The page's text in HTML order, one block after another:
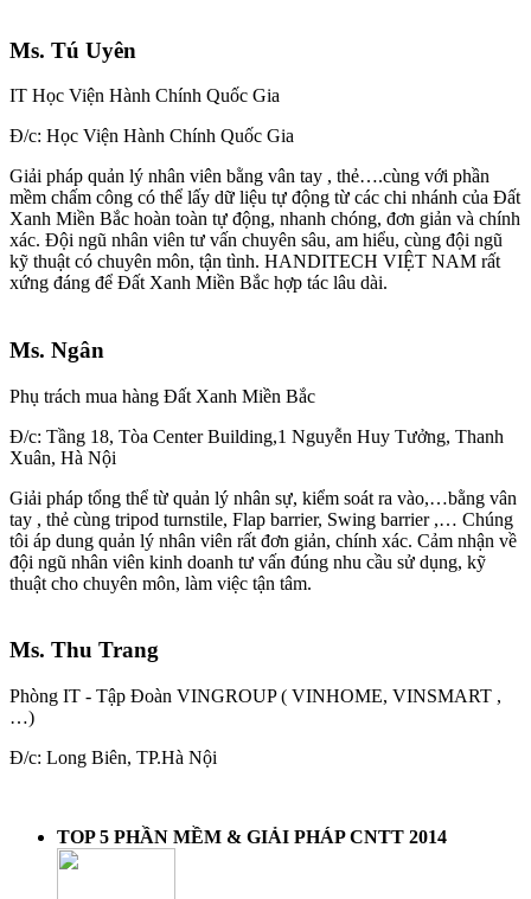
Ms. Tú Uyên
IT Học Viện Hành Chính Quốc Gia
Đ/c: Học Viện Hành Chính Quốc Gia
Giải pháp quản lý nhân viên bằng vân tay , thẻ….cùng với phần
mềm chấm công có thể lấy dữ liệu tự động từ các chi nhánh của Đất
Xanh Miền Bắc hoàn toàn tự động, nhanh chóng, đơn giản và chính
xác. Đội ngũ nhân viên tư vấn chuyên sâu, am hiểu, cùng đội ngũ
kỹ thuật có chuyên môn, tận tình. HANDITECH VIỆT NAM rất
xứng đáng để Đất Xanh Miền Bắc hợp tác lâu dài.
Ms. Ngân
Phụ trách mua hàng Đất Xanh Miền Bắc
Đ/c: Tầng 18, Tòa Center Building,1 Nguyễn Huy Tưởng, Thanh
Xuân, Hà Nội
Giải pháp tổng thể từ quản lý nhân sự, kiểm soát ra vào,…bằng vân
tay , thẻ cùng tripod turnstile, Flap barrier, Swing barrier ,… Chúng
tôi áp dung quản lý nhân viên rất đơn giản, chính xác. Cảm nhận về
đội ngũ nhân viên kinh doanh tư vấn đúng nhu cầu sử dụng, kỹ
thuật cho chuyên môn, làm việc tận tâm.
Ms. Thu Trang
Phòng IT - Tập Đoàn VINGROUP ( VINHOME, VINSMART ,
…)
Đ/c: Long Biên, TP.Hà Nội
TOP 5 PHẦN MỀM & GIẢI PHÁP CNTT 2014